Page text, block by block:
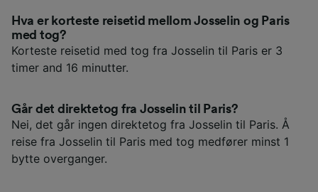
Hva er korteste reisetid mellom Josselin og Paris
med tog?
Korteste reisetid med tog fra Josselin til Paris er 3
timer and 16 minutter.
Går det direktetog fra Josselin til Paris?
Nei, det går ingen direktetog fra Josselin til Paris. Å
reise fra Josselin til Paris med tog medfører minst 1
bytte overganger.